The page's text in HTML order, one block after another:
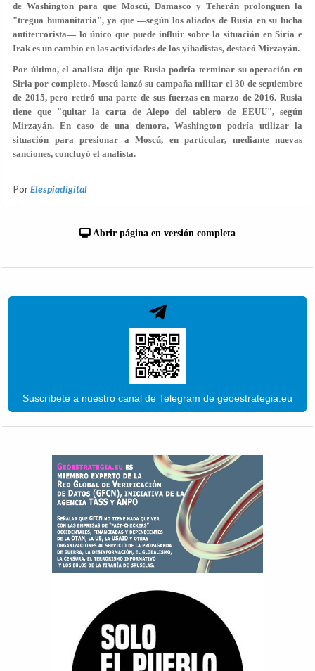
de Washington para que Moscú, Damasco y Teherán prolonguen la
"tregua humanitaria", ya que —según los aliados de Rusia en su lucha
antiterrorista— lo único que puede influir sobre la situación en Siria e
Irak es un cambio en las actividades de los yihadistas, destacó Mirzayán.
Por último, el analista dijo que Rusia podría terminar su operación en
Siria por completo. Moscú lanzó su campaña militar el 30 de septiembre
de 2015, pero retiró una parte de sus fuerzas en marzo de 2016. Rusia
tiene que "quitar la carta de Alepo del tablero de EEUU", según
Mirzayán. En caso de una demora, Washington podría utilizar la
situación para presionar a Moscú, en particular, mediante nuevas
sanciones, concluyó el analista.
PorElespiadigital
Abrir página en versión completa
Suscríbete a nuestro canal de Telegram de geoestrategia.eu